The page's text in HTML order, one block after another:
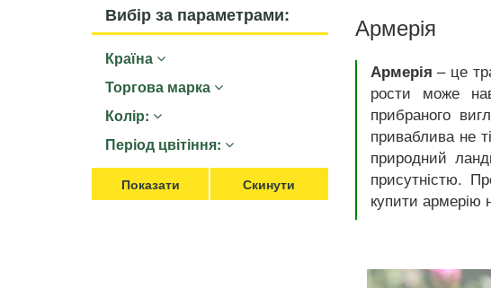
Cаджанці троянд
Саджанці плодово-ягідні
Цибуля та часник
Засоби захисту рослин
Добрива
Для кімнатних рослин
Вибір за параметрами:
Країна
Торгова марка
Колір:
Період цвітіння:
Армерія
Армерія – це
рости може
прибраного
приваблива не
природний
присутністю.
купити армерію